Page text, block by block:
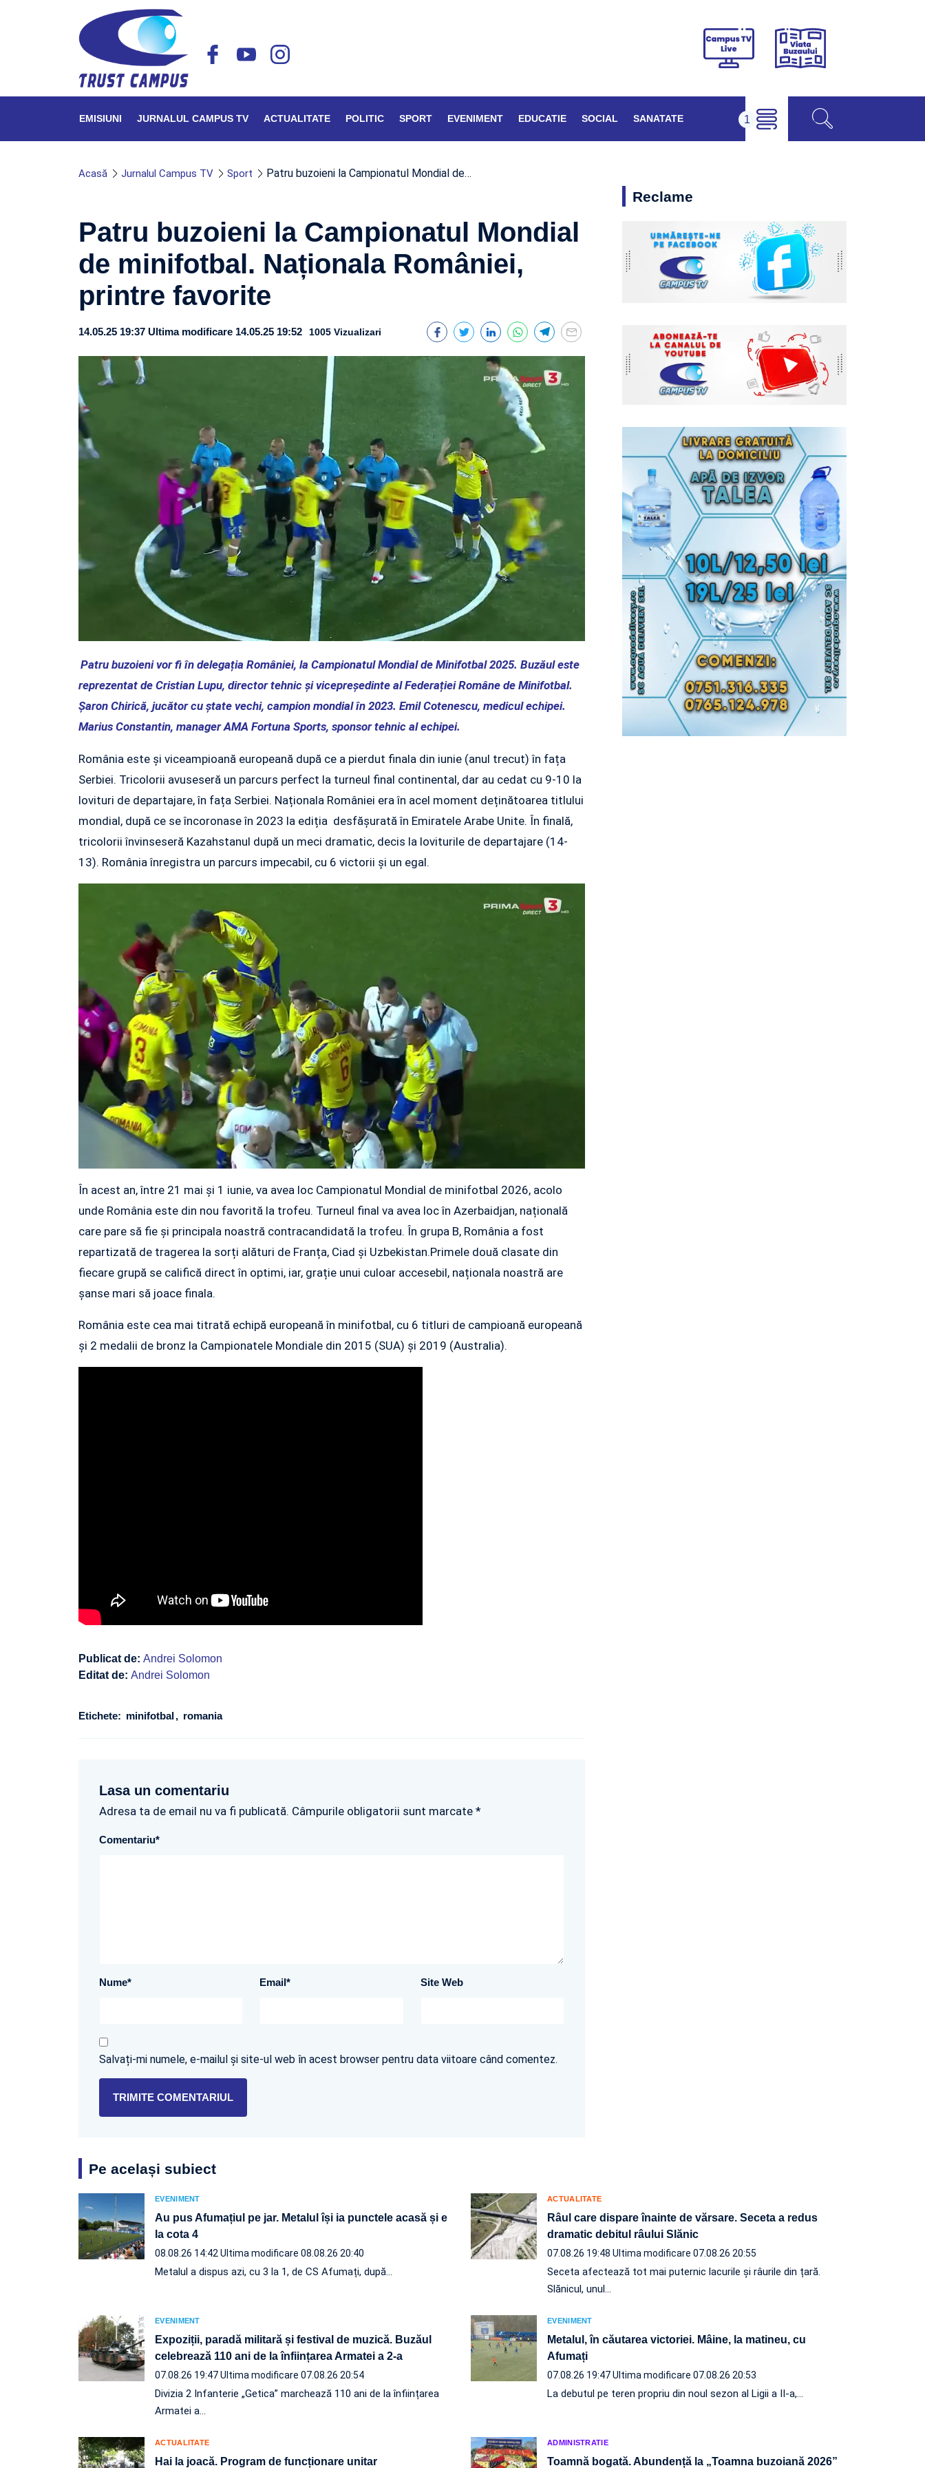
Campus
Viața
EMISIUNI JURNALUL CAMPUS TV ACTUALITATE POLITIC SPORT EVENIMENT EDUCATIE SOCIAL SANATATE
Acasă Jurnalul Campus TV Sport Patru buzoieni la Campionatul Mondial de…
Patru buzoieni la Campionatul Mondial
de minifotbal. Naționala României,
printre favorite
14.05.25 19:37 Ultima modificare 14.05.25 19:52 1005 Vizualizari
Patru buzoieni vor fi în delegația României, la Campionatul Mondial de Minifotbal 2025. Buzăul este
reprezentat de Cristian Lupu, director tehnic și vicepreședinte al Federației Române de Minifotbal.
Șaron Chirică, jucător cu ștate vechi, campion mondial în 2023. Emil Cotenescu, medicul echipei.
Marius Constantin, manager AMA Fortuna Sports, sponsor tehnic al echipei.
România este și viceampioană europeană după ce a pierdut finala din iunie (anul trecut) în fața
Serbiei. Tricolorii avuseseră un parcurs perfect la turneul final continental, dar au cedat cu 9-10 la
lovituri de departajare, în fața Serbiei. Naționala României era în acel moment deținătoarea titlului
mondial, după ce se încoronase în 2023 la ediția desfășurată în Emiratele Arabe Unite. În finală,
tricolorii învinseseră Kazahstanul după un meci dramatic, decis la loviturile de departajare (14-
13). România înregistra un parcurs impecabil, cu 6 victorii și un egal.
În acest an, între 21 mai și 1 iunie, va avea loc Campionatul Mondial de minifotbal 2026, acolo
unde România este din nou favorită la trofeu. Turneul final va avea loc în Azerbaidjan, națională
care pare să fie și principala noastră contracandidată la trofeu. În grupa B, România a fost
repartizată de tragerea la sorți alături de Franța, Ciad și Uzbekistan.Primele două clasate din
fiecare grupă se califică direct în optimi, iar, grație unui culoar accesebil, naționala noastră are
șanse mari să joace finala.
România este cea mai titrată echipă europeană în minifotbal, cu 6 titluri de campioană europeană
și 2 medalii de bronz la Campionatele Mondiale din 2015 (SUA) și 2019 (Australia).
Publicat de: Andrei Solomon
Editat de: Andrei Solomon
Etichete: minifotbal romania
Lasa un comentariu
Adresa ta de email nu va fi publicată. Câmpurile obligatorii sunt marcate *
Comentariu*
Nume* Email* Site Web
Salvați-mi numele, e-mailul și site-ul web în acest browser pentru data viitoare când comentez.
Reclame
Pe același subiect
EVENIMENT
Au pus Afumațiul pe jar. Metalul își ia punctele acasă și e
la cota 4
08.08.26 14:42 Ultima modificare 08.08.26 20:40
Metalul a dispus azi, cu 3 la 1, de CS Afumați, după…
ACTUALITATE
Râul care dispare înainte de vărsare. Seceta a redus
dramatic debitul râului Slănic
07.08.26 19:48 Ultima modificare 07.08.26 20:55
Seceta afectează tot mai puternic lacurile și râurile din țară.
Slănicul, unul…
EVENIMENT
Expoziții, paradă militară și festival de muzică. Buzăul
celebrează 110 ani de la înființarea Armatei a 2-a
07.08.26 19:47Ultima modificare 07.08.26 20:54
Divizia 2 Infanterie „Getica” marchează 110 ani de la înființarea
Armatei a…
EVENIMENT
Metalul, în căutarea victoriei. Mâine, la matineu, cu
Afumați
07.08.26 19:47Ultima modificare 07.08.26 20:53
La debutul pe teren propriu din noul sezon al Ligii a II-a,…
ACTUALITATE
Hai la joacă. Program de funcționare unitar
ADMINISTRATIE
Toamnă bogată. Abundență la „Toamna buzoiană 2026”